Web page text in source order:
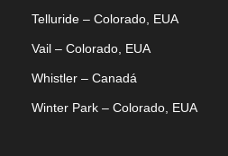
Telluride – Colorado, EUA
Vail – Colorado, EUA
Whistler – Canadá
Winter Park – Colorado, EUA